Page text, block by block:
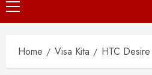
Primary
Menu
Home Visa Kita HTC